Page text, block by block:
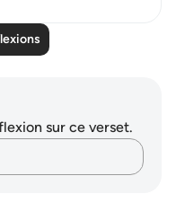
sur ce verset.